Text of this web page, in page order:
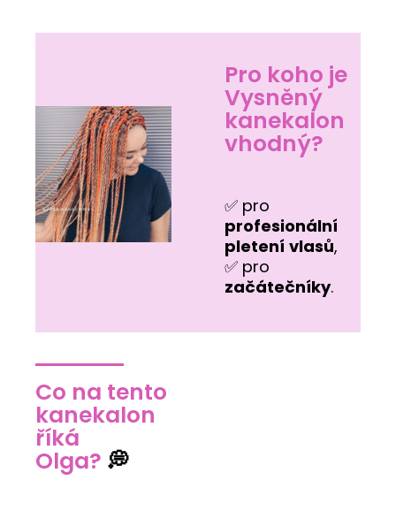
Pro koho je
Vysněný
kanekalon
vhodný?
✅ pro
profesionální
pletení vlasů,
✅ pro
začátečníky.
Co na tento
kanekalon
říká
Olga? 💭